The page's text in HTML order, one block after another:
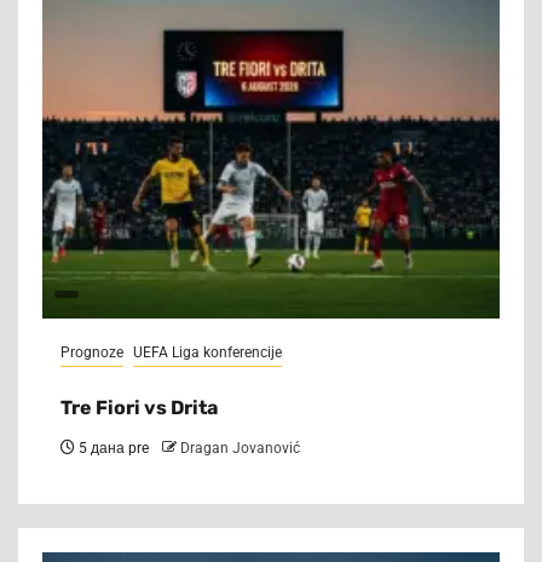
Prognoze UEFA Liga konferencije
Tre Fiori vs Drita
5 дана pre Dragan Jovanović